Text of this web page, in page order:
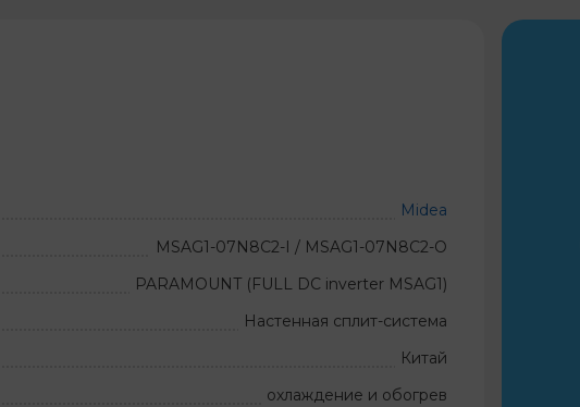
Midea
MSAG1-07N8C2-I / MSAG1-07N8C2-O
PARAMOUNT (FULL DC inverter MSAG1)
Настенная сплит-система
Китай
охлаждение и обогрев